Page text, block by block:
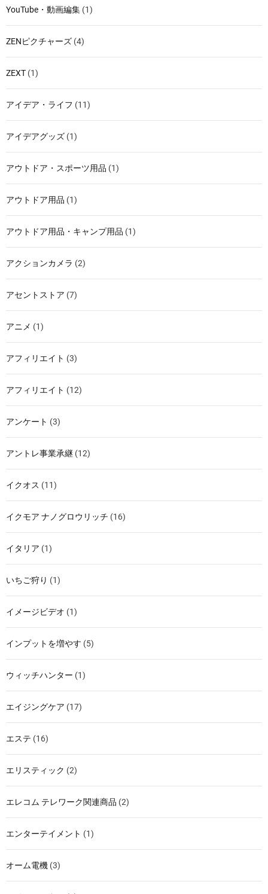
YouTube・動画編集 (1)
ZENピクチャーズ (4)
ZEXT (1)
アイデア・ライフ (11)
アイデアグッズ (1)
アウトドア・スポーツ用品 (1)
アウトドア用品 (1)
アウトドア用品・キャンプ用品 (1)
アクションカメラ (2)
アセントストア (7)
アニメ (1)
アフィリエイト (3)
アフィリエイト (12)
アンケート (3)
アントレ事業承継 (12)
イクオス (11)
イクモア ナノグロウリッチ (16)
イタリア (1)
いちご狩り (1)
イメージビデオ (1)
インプットを増やす (5)
ウィッチハンター (1)
エイジングケア (17)
エステ (16)
エリスティック (2)
エレコム テレワーク関連商品 (2)
エンターテイメント (1)
オーム電機 (3)